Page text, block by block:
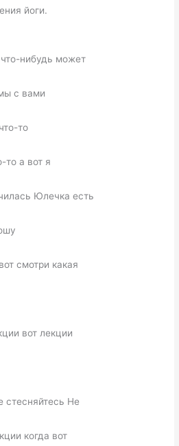
йоги.
нибудь может
с вами
то
то а вот я
Юлечка есть
смотри какая
вот лекции
стесняйтесь Не
когда вот